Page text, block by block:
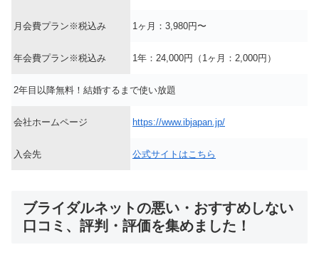
月会費プラン※税込み 1ヶ月：3,980円〜
年会費プラン※税込み 1年：24,000円（1ヶ月：2,000円）
2年目以降無料！結婚するまで使い放題
会社ホームページ https://www.ibjapan.jp/
入会先 公式サイトはこちら
ブライダルネットの悪い・おすすめしない
口コミ、評判・評価を集めました！